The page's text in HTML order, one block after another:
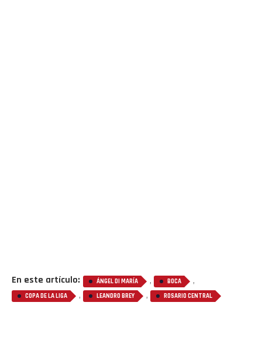
En este artículo: ÁNGEL DI MARÍA , BOCA ,
COPA DE LA LIGA , LEANDRO BREY , ROSARIO CENTRAL